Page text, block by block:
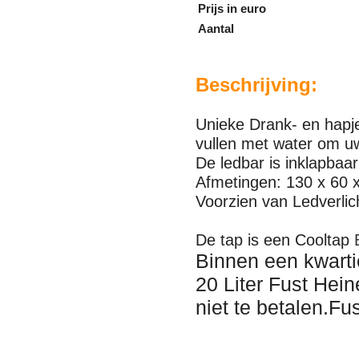
Prijs in euro
Aantal
Beschrijving:
Unieke Drank- en
vullen met water om
De ledbar is
Afmetingen: 130 x 60
Voorzien van
De tap is een Cooltap
Binnen een
20 Liter Fust
niet te